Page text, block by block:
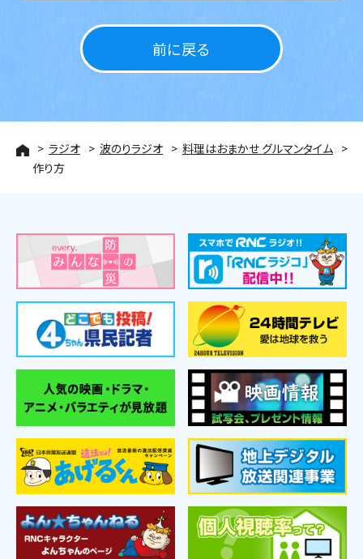
前に戻る
ラジオ 波のりラジオ
料理はおまかせ グルマンタイム
作り方